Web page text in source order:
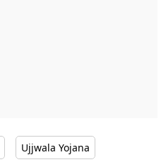
Ujjwala Yojana